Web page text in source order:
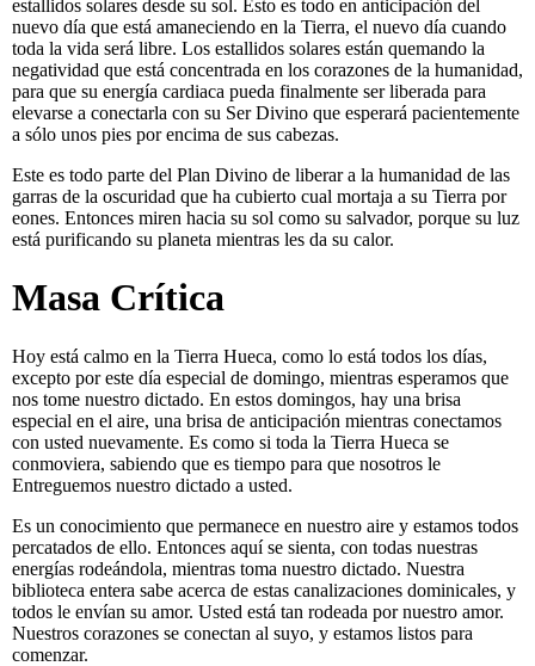
estallidos solares desde su sol. Esto es todo en anticipación del
nuevo día que está amaneciendo en la Tierra, el nuevo día cuando
toda la vida será libre. Los estallidos solares están quemando la
negatividad que está concentrada en los corazones de la humanidad,
para que su energía cardiaca pueda finalmente ser liberada para
elevarse a conectarla con su Ser Divino que esperará pacientemente
a sólo unos pies por encima de sus cabezas.
Este es todo parte del Plan Divino de liberar a la humanidad de las
garras de la oscuridad que ha cubierto cual mortaja a su Tierra por
eones. Entonces miren hacia su sol como su salvador, porque su luz
está purificando su planeta mientras les da su calor.
Masa Crítica
Hoy está calmo en la Tierra Hueca, como lo está todos los días,
excepto por este día especial de domingo, mientras esperamos que
nos tome nuestro dictado. En estos domingos, hay una brisa
especial en el aire, una brisa de anticipación mientras conectamos
con usted nuevamente. Es como si toda la Tierra Hueca se
conmoviera, sabiendo que es tiempo para que nosotros le
Entreguemos nuestro dictado a usted.
Es un conocimiento que permanece en nuestro aire y estamos todos
percatados de ello. Entonces aquí se sienta, con todas nuestras
energías rodeándola, mientras toma nuestro dictado. Nuestra
biblioteca entera sabe acerca de estas canalizaciones dominicales, y
todos le envían su amor. Usted está tan rodeada por nuestro amor.
Nuestros corazones se conectan al suyo, y estamos listos para
comenzar.